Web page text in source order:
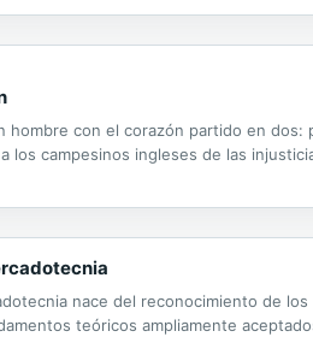
hombre con el corazón partido en
los campesinos ingleses de las
nace del reconocimiento de
teóricos ampliamente